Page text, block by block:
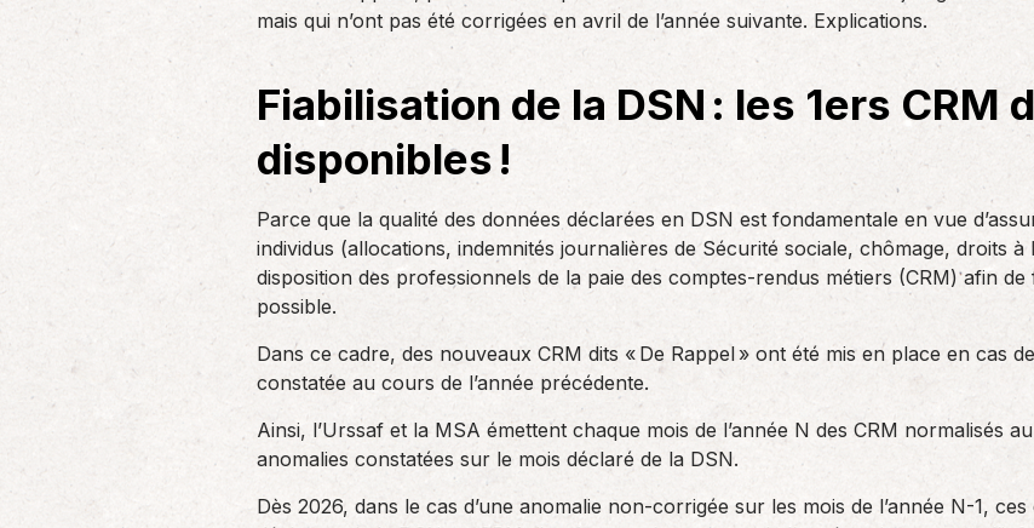
un nouvel associé…
de producteurs ou…
AS Entreprises vous…
des réglementations qui…
Accompagnement des
En tant qu’employeur, vous êtes soumis
à des obligations et à une légalisation
mais qui n’ont pas été corrigées en avril de l’année suivante. Explications.
Fiabilisation de la DSN : les 1ers CRM
disponibles !
Parce que la qualité des données déclarées en DSN est fondamentale en vue
individus (allocations, indemnités journalières de Sécurité sociale, chômage, droits
disposition des professionnels de la paie des comptes-rendus métiers (CRM) afin
possible.
Dans ce cadre, des nouveaux CRM dits « De Rappel » ont été mis en place en cas
constatée au cours de l’année précédente.
Ainsi, l’Urssaf et la MSA émettent chaque mois de l’année N des CRM normalisés
anomalies constatées sur le mois déclaré de la DSN.
Dès 2026, dans le cas d’une anomalie non-corrigée sur les mois de l’année N-1,